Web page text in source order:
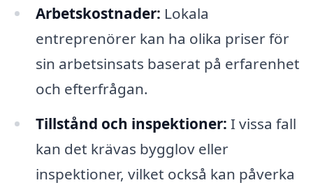
Arbetskostnader: Lokala
entreprenörer kan ha olika priser för
sin arbetsinsats baserat på erfarenhet
och efterfrågan.
Tillstånd och inspektioner: I vissa fall
kan det krävas bygglov eller
inspektioner, vilket också kan påverka